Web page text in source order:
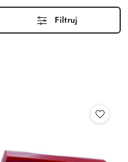
Filtruj